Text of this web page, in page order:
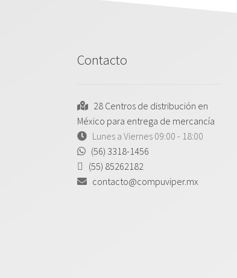
Contacto
28 Centros de distribución en
México para entrega de mercancía
Lunes a Viernes 09:00 - 18:00
(56) 3318-1456
(55) 85262182
contacto@compuviper.mx